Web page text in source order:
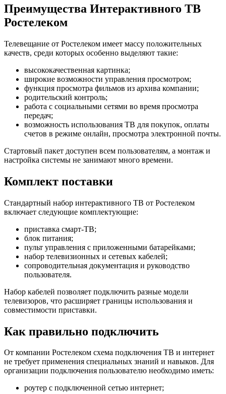
Преимущества Интерактивного ТВ
Ростелеком
Телевещание от Ростелеком имеет массу положительных
качеств, среди которых особенно выделяют такие:
высококачественная картинка;
широкие возможности управления просмотром;
функция просмотра фильмов из архива компании;
родительский контроль;
работа с социальными сетями во время просмотра
передач;
возможность использования ТВ для покупок, оплаты
счетов в режиме онлайн, просмотра электронной почты.
Стартовый пакет доступен всем пользователям, а монтаж и
настройка системы не занимают много времени.
Комплект поставки
Стандартный набор интерактивного ТВ от Ростелеком
включает следующие комплектующие:
приставка смарт-ТВ;
блок питания;
пульт управления с приложенными батарейками;
набор телевизионных и сетевых кабелей;
сопроводительная документация и руководство
пользователя.
Набор кабелей позволяет подключить разные модели
телевизоров, что расширяет границы использования и
совместимости приставки.
Как правильно подключить
От компании Ростелеком схема подключения ТВ и интернет
не требует применения специальных знаний и навыков. Для
организации подключения пользователю необходимо иметь:
роутер с подключенной сетью интернет;